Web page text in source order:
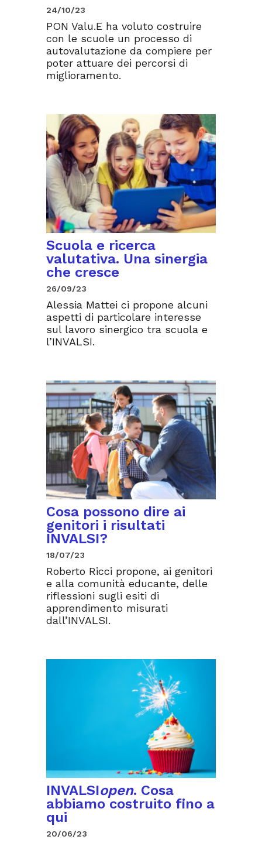
24/10/23
PON Valu.E ha voluto costruire
con le scuole un processo di
autovalutazione da compiere per
poter attuare dei percorsi di
miglioramento.
Scuola e ricerca
valutativa. Una sinergia
che cresce
26/09/23
Alessia Mattei ci propone alcuni
aspetti di particolare interesse
sul lavoro sinergico tra scuola e
l’INVALSI.
Cosa possono dire ai
genitori i risultati
INVALSI?
18/07/23
Roberto Ricci propone, ai genitori
e alla comunità educante, delle
riflessioni sugli esiti di
apprendimento misurati
dall’INVALSI.
INVALSIopen. Cosa
abbiamo costruito fino a
qui
20/06/23